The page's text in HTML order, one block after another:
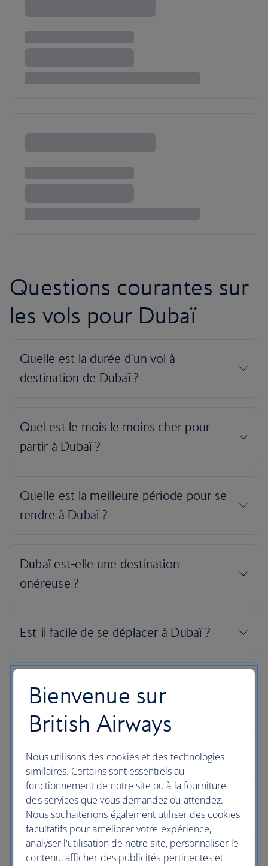
Questions courantes sur
les vols pour Dubaï
Bienvenue sur
British Airways
Nous utilisons des cookies et des technologies
similaires. Certains sont essentiels au
fonctionnement de notre site ou à la fourniture
des services que vous demandez ou attendez.
Nous souhaiterions également utiliser des cookies
facultatifs pour améliorer votre expérience,
analyser l'utilisation de notre site, personnaliser le
contenu, afficher des publicités pertinentes et